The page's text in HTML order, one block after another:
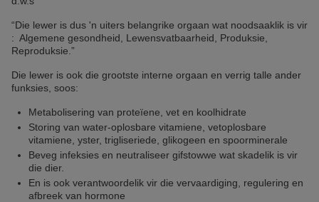
“Die lewer is dus 'n uiters belangrike orgaan wat noodsaaklik is vir
: Algemene gesondheid, Lewensvatbaarheid, Produksie,
Reproduksie.”
Die lewer is ook die grootste interne orgaan en verrig talle ander
funksies, soos:
Metabolisering van proteïene, vet en koolhidrate
Storing van water-oplosbare vitamiene, vetoplosbare
vitamiene, yster, trigliseriede, glikogeen en spoorminerale
Beveg infeksies en neutraliseer gifstowwe wat skadelik is vir
die dier.
En is ook verantwoordelik vir die vervaardiging, regulering en
afbreek van hormone